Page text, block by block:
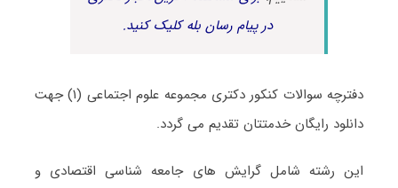
در پیام رسان بله کلیک کنید.
دفترچه سوالات کنکور دکتری مجموعه علوم اجتماعی (۱) جهت
دانلود رایگان خدمتتان تقدیم می گردد.
این رشته شامل گرایش های جامعه شناسی اقتصادی و